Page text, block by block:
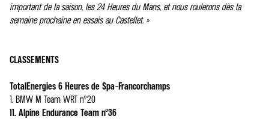
important de la saison, les 24 Heures du Mans, et nous roulerons dès la
semaine prochaine en essais au Castellet. »
CLASSEMENTS
TotalEnergies 6 Heures de Spa-Francorchamps
1. BMW M Team WRT n°20
11. Alpine Endurance Team n°36